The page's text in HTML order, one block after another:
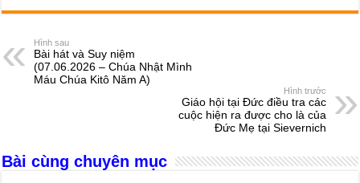
c
e
b
o
ss
n
g
at
A
p
e
d
s
er ail ar
Hình sau
Bài hát và Suy niệm
(07.06.2026 – Chúa Nhật Mình
Máu Chúa Kitô Năm A)
Hình trước
Giáo hội tại Đức điều tra các
cuộc hiện ra được cho là của
Đức Mẹ tại Sievernich
Bài cùng chuyên mục